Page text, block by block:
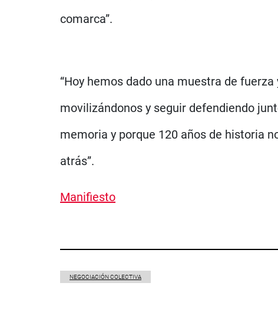
comarca”.
“Hoy hemos dado una muestra de
movilizándonos y seguir defendiendo
memoria y porque 120 años de historia
atrás”.
Manifiesto
NEGOCIACIÓN COLECTIVA